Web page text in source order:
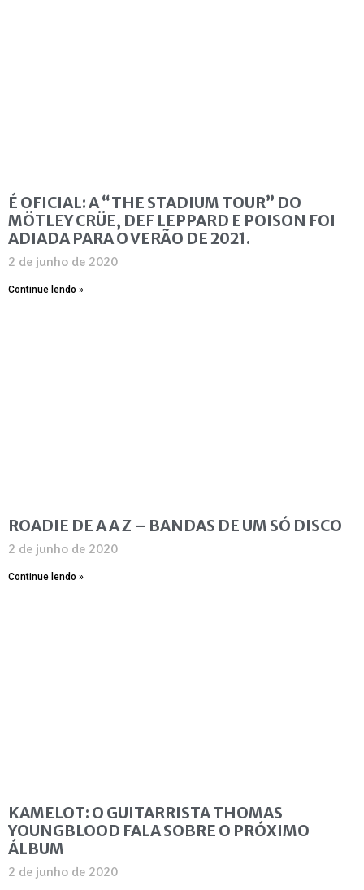
É OFICIAL: A “THE STADIUM TOUR” DO
MÖTLEY CRÜE, DEF LEPPARD E POISON FOI
ADIADA PARA O VERÃO DE 2021.
2 de junho de 2020
Continue lendo »
ROADIE DE A A Z – BANDAS DE UM SÓ DISCO
2 de junho de 2020
Continue lendo »
KAMELOT: O GUITARRISTA THOMAS
YOUNGBLOOD FALA SOBRE O PRÓXIMO
ÁLBUM
2 de junho de 2020